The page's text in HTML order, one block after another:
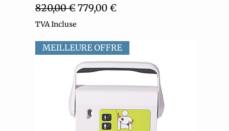
Prix original
820,00 € Prix promotionnel
779,00 €
TVA Incluse
MEILLEURE OFFRE